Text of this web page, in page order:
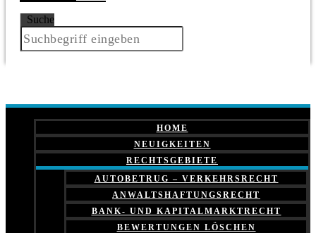
Suche
HOME
NEUIGKEITEN
RECHTSGEBIETE
AUTOBETRUG – VERKEHRSRECHT
ANWALTSHAFTUNGSRECHT
BANK- UND KAPITALMARKTRECHT
BEWERTUNGEN LÖSCHEN